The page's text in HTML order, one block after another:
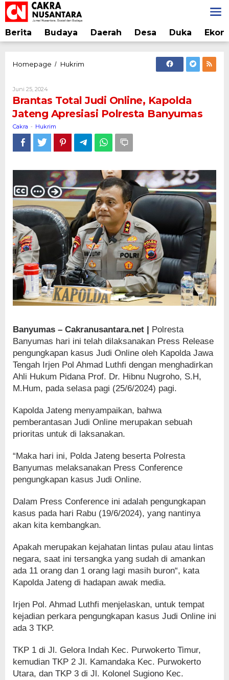
Lewati
ke
konten
Berita Budaya Daerah Desa Duka
Homepage / Hukrim
Online,
Kapolda
Jateng
Polresta
Banyumas
Juni 25, 2024Oleh
Cakra
Brantas Total Judi Online, Kapolda
Jateng Apresiasi Polresta Banyumas
Cakra - Hukrim
Banyumas – Cakranusantara.net |
Polresta
Banyumas hari ini telah dilaksanakan Press Release
pengungkapan kasus Judi Online oleh Kapolda Jawa
Tengah Irjen Pol Ahmad Luthfi dengan menghadirkan
Ahli Hukum Pidana Prof. Dr. Hibnu Nugroho, S.H,
M.Hum, pada selasa pagi (25/6/2024) pagi.
Kapolda Jateng menyampaikan, bahwa
pemberantasan Judi Online merupakan sebuah
prioritas untuk di laksanakan.
“Maka hari ini, Polda Jateng beserta Polresta
Banyumas melaksanakan Press Conference
pengungkapan kasus Judi Online.
Dalam Press Conference ini adalah pengungkapan
kasus pada hari Rabu (19/6/2024), yang nantinya
akan kita kembangkan.
Apakah merupakan kejahatan lintas pulau atau lintas
negara, saat ini tersangka yang sudah di amankan
ada 11 orang dan 1 orang lagi masih buron“, kata
Kapolda Jateng di hadapan awak media.
Irjen Pol. Ahmad Luthfi menjelaskan, untuk tempat
kejadian perkara pengungkapan kasus Judi Online ini
ada 3 TKP.
TKP 1 di Jl. Gelora Indah Kec. Purwokerto Timur,
kemudian TKP 2 Jl. Kamandaka Kec. Purwokerto
Utara, dan TKP 3 di Jl. Kolonel Sugiono Kec.